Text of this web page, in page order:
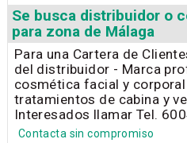
Se busca distribuidor o
para zona de Málaga
Para una Cartera de
del distribuidor - Marca
cosmética facial y
tratamientos de cabina y
Interesados llamar Tel.
Contacta sin compromiso